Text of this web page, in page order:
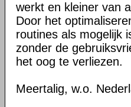
werkt en kleiner van
Door het
routines als mogelijk
zonder de
het oog te verliezen.
Meertalig, w.o.